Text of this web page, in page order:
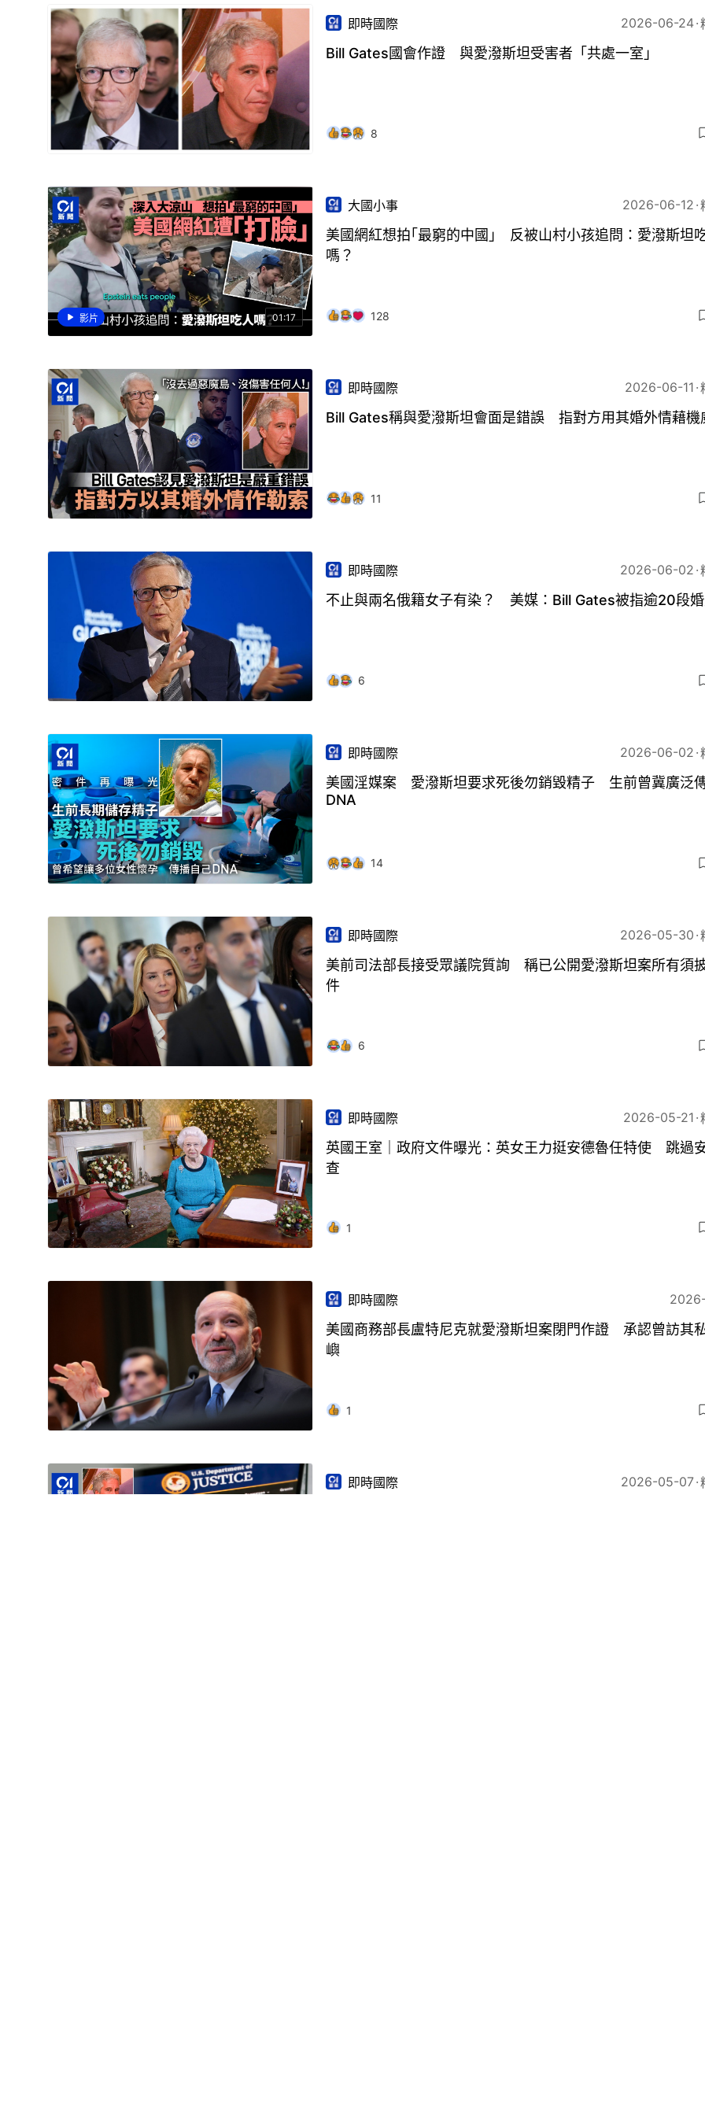
即時國際 2026-06-24
Bill Gates國會作證 與愛潑斯坦受害者「共處一室」
8
影片 01:17
大國小事 2026-06-12
美國網紅想拍｢最窮的中國｣ 反被山村小孩追問：愛潑斯坦
嗎？
128
即時國際 2026-06-11
Bill Gates稱與愛潑斯坦會面是錯誤 指對方用其婚外情藉機
11
即時國際 2026-06-02
不止與兩名俄籍女子有染？ 美媒：Bill Gates被指逾20段
6
即時國際 2026-06-02
美國淫媒案 愛潑斯坦要求死後勿銷毀精子 生前曾冀廣泛
DNA
14
即時國際 2026-05-30
美前司法部長接受眾議院質詢 稱已公開愛潑斯坦案所有須
件
6
即時國際 2026-05-21
英國王室｜政府文件曝光：英女王力挺安德魯任特使 跳過
查
1
即時國際
美國商務部長盧特尼克就愛潑斯坦案閉門作證 承認曾訪其
嶼
1
即時國際 2026-05-07